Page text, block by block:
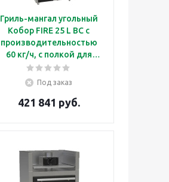
Гриль-мангал угольный
Кобор FIRE 25 L BC с
производительностью
60 кг/ч, с полкой для
подогрева и подставкой
Под заказ
421 841 руб.